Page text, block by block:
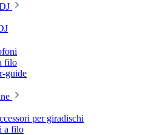
filo
guide
per giradischi
a filo